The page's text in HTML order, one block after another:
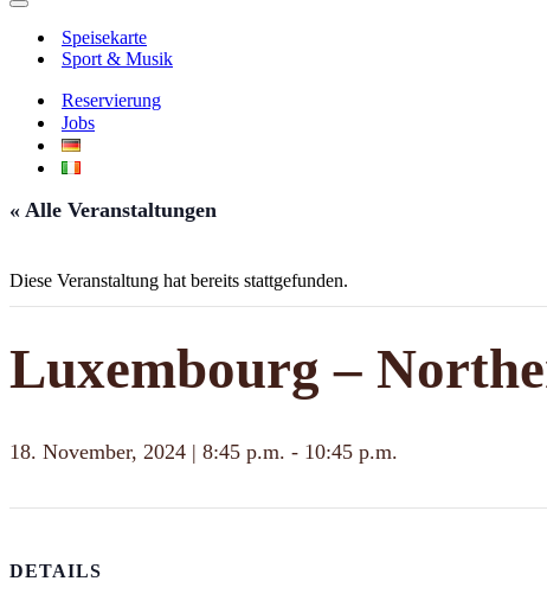
Navigationsmenü
Speisekarte
Sport & Musik
Reservierung
Jobs
« Alle Veranstaltungen
Diese Veranstaltung hat bereits stattgefunden.
Luxembourg –
18. November, 2024 | 8:45 p.m. - 10:45 p.m.
DETAILS